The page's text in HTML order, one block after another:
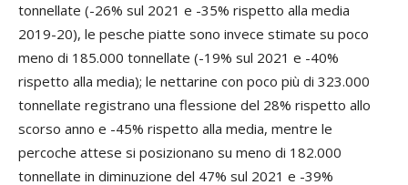
tonnellate (-26% sul 2021 e -35% rispetto alla media
2019-20), le pesche piatte sono invece stimate su poco
meno di 185.000 tonnellate (-19% sul 2021 e -40%
rispetto alla media); le nettarine con poco più di 323.000
tonnellate registrano una flessione del 28% rispetto allo
scorso anno e -45% rispetto alla media, mentre le
percoche attese si posizionano su meno di 182.000
tonnellate in diminuzione del 47% sul 2021 e -39%